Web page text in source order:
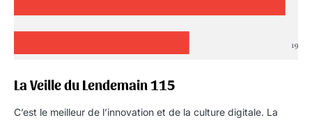
La Veille du Lendemain 115
C’est le meilleur de l’innovation et de la culture digitale. La